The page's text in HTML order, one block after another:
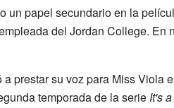
un papel secundario en la
del Jordan College.
prestar su voz para Miss Viola
temporada de la serie It's